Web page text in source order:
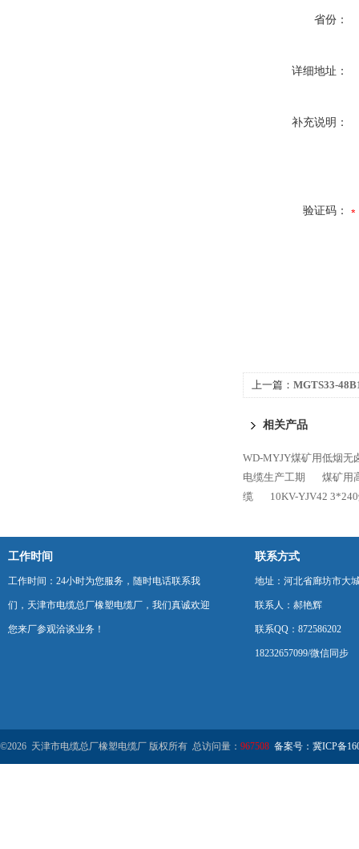
省份：
详细地址：
补充说明：
验证码：
上一篇： MGTS33-
相关产品
WD-MYJY煤矿用低烟无
电缆生产工期
煤矿用
缆
10KV-YJV42
工作时间
工作时间：24小时为您服务，随时电话联系我
们，天津市电缆总厂橡塑电缆厂，我们真诚欢迎
您来厂参观洽谈业务！
联系方式
地址：河北省廊坊市大
联系人：郝艳辉
联系QQ：872586202
18232657099/微信同步
©2026 天津市电缆总厂橡塑电缆厂 版权所有 总访问量： 967508 备案号：冀ICP备